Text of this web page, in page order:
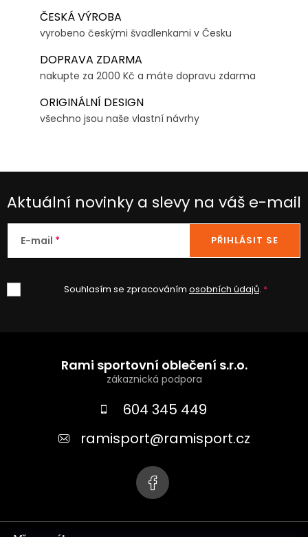
ČESKÁ VÝROBA
vyrobeno českými švadlenkami v Česku
DOPRAVA ZDARMA
nakupte za 2000 Kč a máte dopravu zdarma
ORIGINÁLNÍ DESIGN
všechno jsou naše vlastní návrhy
Aktuální novinky a slevy na váš e-mail
E-mail
Souhlasím se zpracováním osobních údajů.
PŘIHLÁSIT SE
Rami sportovní oblečení s.r.o.
604 345 449
ramisport@ramisport.cz